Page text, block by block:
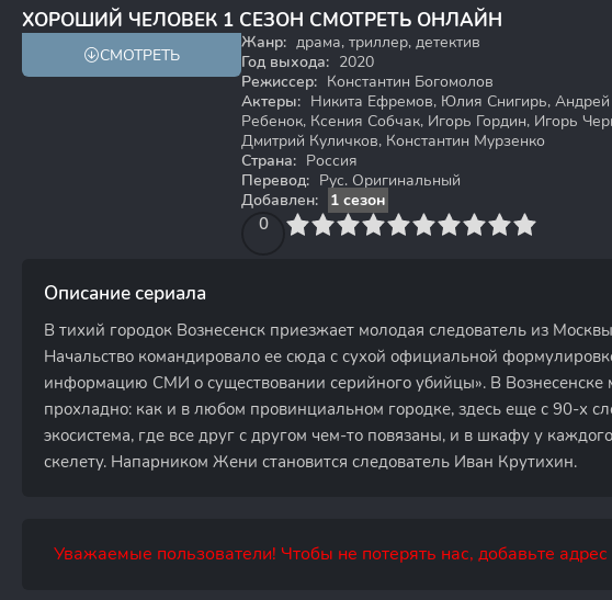
ХОРОШИЙ ЧЕЛОВЕК 1 СЕЗОН СМОТРЕТЬ ОНЛАЙН
7.1 6.2
СМОТРЕТЬ
Жанр: драма, триллер, детектив
Год выхода: 2020
Режиссер: Константин Богомолов
Актеры: Никита Ефремов, Юлия Снигирь, Андрей
Ребенок, Ксения Собчак, Игорь Гордин, Игорь
Дмитрий Куличков, Константин Мурзенко
Страна: Россия
Перевод: Рус. Оригинальный
Добавлен:
1 сезон
0
4 6 7 8 9 10
Описание сериала
В тихий городок Вознесенск приезжает молодая следователь из
Начальство командировало ее сюда с сухой официальной
информацию СМИ о существовании серийного убийцы». В Вознесенске
прохладно: как и в любом провинциальном городке, здесь еще с 90-х
экосистема, где все друг с другом чем-то повязаны, и в шкафу у
скелету. Напарником Жени становится следователь Иван Крутихин.
Уважаемые пользователи! Чтобы не потерять нас, добавьте адрес